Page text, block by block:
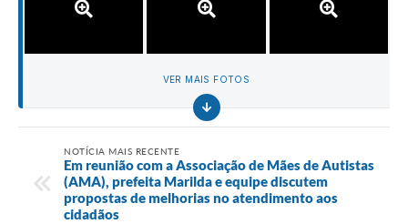
VER MAIS FOTOS
NOTÍCIA MAIS RECENTE
Em reunião com a Associação de Mães de Autistas
(AMA), prefeita Marilda e equipe discutem
propostas de melhorias no atendimento aos
cidadãos